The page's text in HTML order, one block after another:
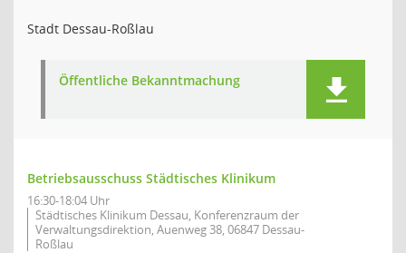
Stadt Dessau-Roßlau
Öffentliche Bekanntmachung
Betriebsausschuss Städtisches Klinikum
16:30-18:04 Uhr
Städtisches Klinikum Dessau, Konferenzraum der
Verwaltungsdirektion, Auenweg 38, 06847 Dessau-
Roßlau